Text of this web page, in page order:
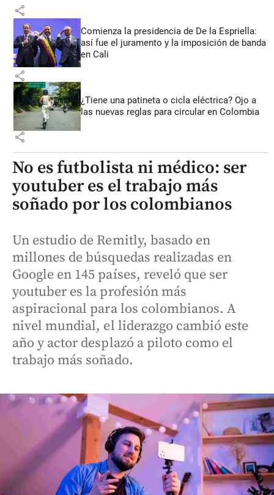
share
Comienza la presidencia de De la Espriella:
así fue el juramento y la imposición de banda
en Cali
share
¿Tiene una patineta o cicla eléctrica? Ojo a
las nuevas reglas para circular en Colombia
share
No es futbolista ni médico: ser
youtuber es el trabajo más
soñado por los colombianos
Un estudio de Remitly, basado en
millones de búsquedas realizadas en
Google en 145 países, reveló que ser
youtuber es la profesión más
aspiracional para los colombianos. A
nivel mundial, el liderazgo cambió este
año y actor desplazó a piloto como el
trabajo más soñado.